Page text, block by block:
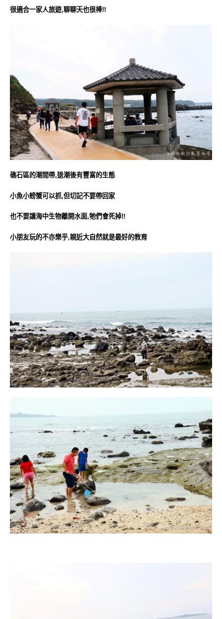
很適合一家人旅遊,聊聊天也很棒!!
礁石區的潮間帶,退潮後有豐富的生態
小魚小螃蟹可以抓,但切記不要帶回家
也不要讓海中生物離開水面,牠們會死掉!!
小朋友玩的不亦樂乎,親近大自然就是最好的教育